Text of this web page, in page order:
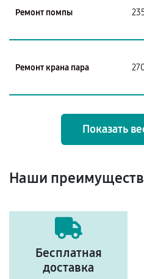
Ремонт помпы
Ремонт крана пара
Показать
Наши
Бесплатная
доставка